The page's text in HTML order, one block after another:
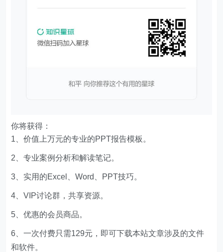
你将获得：
1、价值上万元的专业的PPT报告模板。
2、专业案例分析和解读笔记。
3、实用的Excel、Word、PPT技巧。
4、VIP讨论群，共享资源。
5、优惠的会员商品。
6、一次付费只需129元，即可下载本站文章涉及的文件
和软件。